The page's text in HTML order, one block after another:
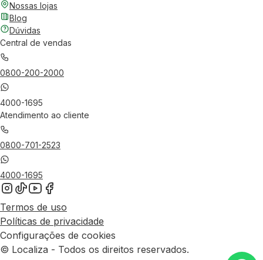
Nossas lojas
Blog
Dúvidas
Central de vendas
0800-200-2000
4000-1695
Atendimento ao cliente
0800-701-2523
4000-1695
Termos de uso
Políticas de privacidade
Configurações de cookies
© Localiza - Todos os direitos reservados.